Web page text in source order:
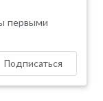
первыми
Подписаться